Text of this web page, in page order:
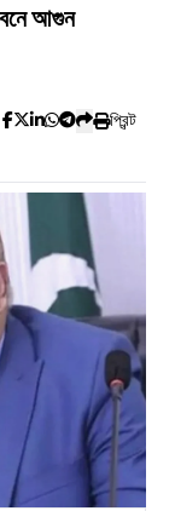
আগুন
প্রিন্ট